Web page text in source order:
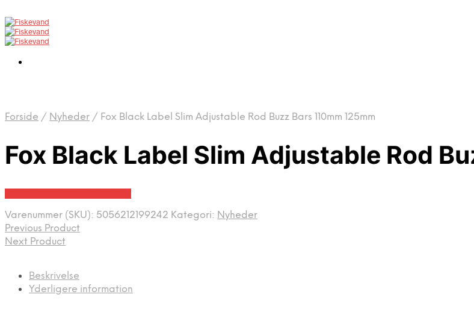
Forside / Nyheder / Fox Black Label Slim Adjustable Rod Buzz Bars 110mm 125mm
Fox Black Label Slim Adjustable Rod
Varenummer (SKU): 5056212199242 Kategori: Nyheder
Previous Product
Next Product
Beskrivelse
Yderligere information